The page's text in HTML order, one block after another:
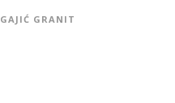
GAJIĆ GRANIT